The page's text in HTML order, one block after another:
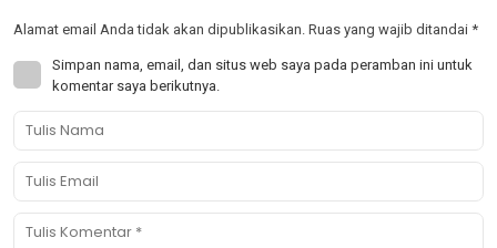
Alamat email Anda tidak akan dipublikasikan. Ruas yang wajib ditandai *
Simpan nama, email, dan situs web saya pada peramban ini untuk
komentar saya berikutnya.